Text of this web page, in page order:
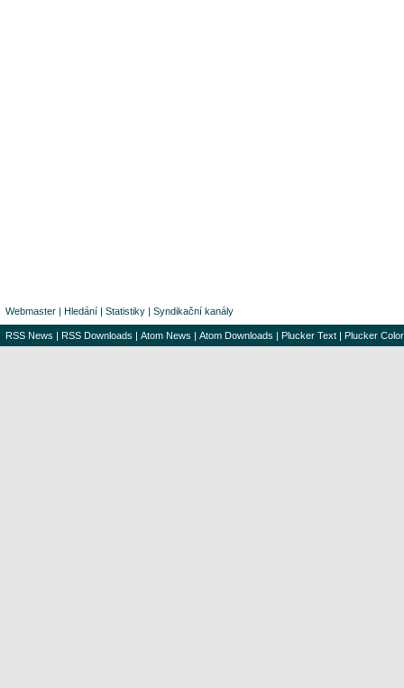
Webmaster | Hledání | Statistiky | Syndikační kanály
RSS News | RSS Downloads | Atom News | Atom Downloads | Plucker Text | Plucker Color